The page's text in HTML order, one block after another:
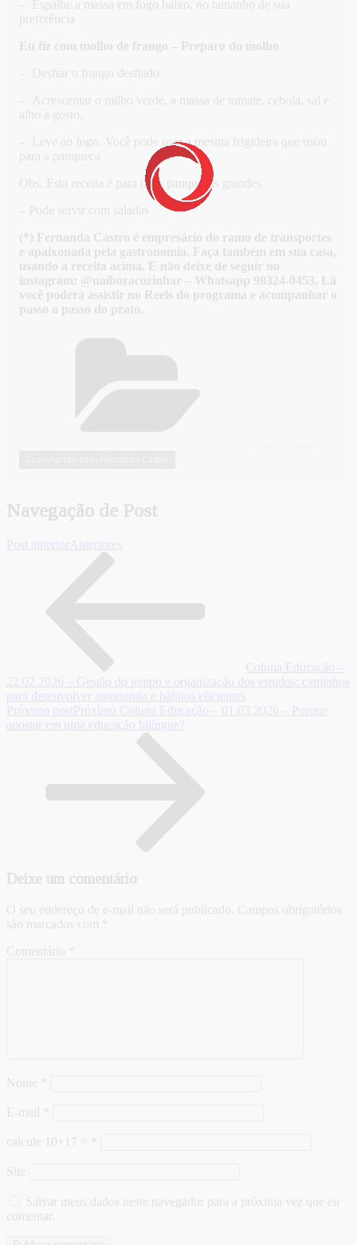
– Espalhe a massa em fogo baixo, no tamanho de sua
preferência
Eu fiz com molho de frango – Preparo do molho
– Desfiar o frango desfiado
– Acrescentar o milho verde, a massa de tomate, cebola, sal e
alho a gosto.
– Leve ao fogo. Você pode usar a mesma frigideira que usou
para a panqueca
Obs. Esta receita é para duas panquecas grandes
– Pode servir com saladas
(*) Fernanda Castro é empresário do ramo de transportes
e apaixonada pela gastronomia. Faça também em sua casa,
usando a receita acima. E não deixe de seguir no
instagram: @uaiboracozinhar – Whatsapp 98324-0453. Lá
você poderá assistir no Reels do programa e acompanhar o
passo a passo do prato.
Navegação de Post
Post anterior Anteriores
Coluna Educação –
22.02.2026 – Gestão do tempo e organização dos estudos: caminhos
para desenvolver autonomia e hábitos eficientes
Próximo post Próximo Coluna Educação – 01.03.2026 – Porque
apostar em uma educação bilíngue?
Deixe um comentário
O seu endereço de e-mail não será publicado. Campos obrigatórios
são marcados com
Comentário
Nome
E-mail
calcule 10+17 =
Site
Salvar meus dados neste navegador para a próxima vez que eu
comentar.